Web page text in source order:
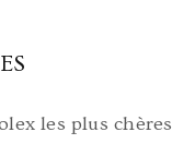
les plus chères